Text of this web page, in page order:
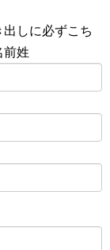
しに必ずこち
前姓